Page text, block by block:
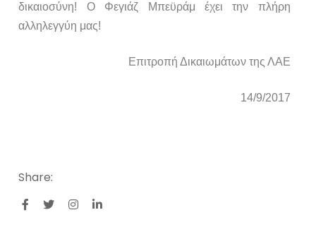
δικαιοσύνη! Ο Φεγιάζ Μπεϋράμ έχει την πλήρη
αλληλεγγύη μας!
Επιτροπή Δικαιωμάτων της ΛΑΕ
14/9/2017
Share: